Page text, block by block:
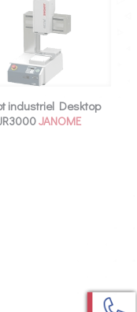
industriel Desktop
JANOME